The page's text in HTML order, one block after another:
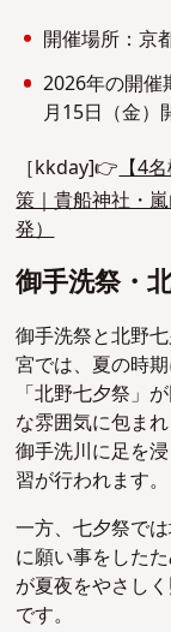
開催場所：京
2026年の開催
月15日（金）
［kkday]👉【4
策｜貴船神社・
発）
御手洗祭・
御手洗祭と北野
宮では、夏の時
「北野七夕祭」
な雰囲気に包ま
御手洗川に足を
習が行われます。
一方、七夕祭で
に願い事をした
が夏夜をやさし
です。